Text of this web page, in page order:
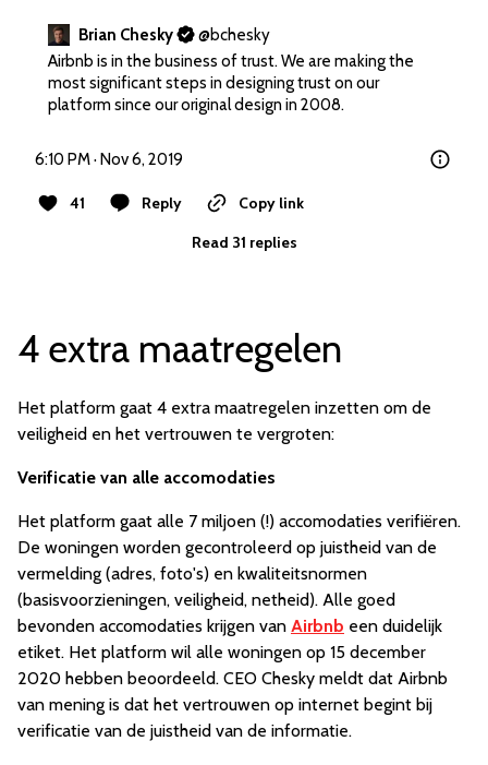
Brian Chesky @bchesky
Airbnb is in the business of trust. We are making the
most significant steps in designing trust on our
platform since our original design in 2008.
6:10 PM · Nov 6, 2019
41 Reply
Copy link
Read 31 replies
4 extra maatregelen
Het platform gaat 4 extra maatregelen inzetten om de
veiligheid en het vertrouwen te vergroten:
Verificatie van alle accomodaties
Het platform gaat alle 7 miljoen (!) accomodaties verifiëren.
De woningen worden gecontroleerd op juistheid van de
vermelding (adres, foto's) en kwaliteitsnormen
(basisvoorzieningen, veiligheid, netheid). Alle goed
bevonden accomodaties krijgen van Airbnb een duidelijk
etiket. Het platform wil alle woningen op 15 december
2020 hebben beoordeeld. CEO Chesky meldt dat Airbnb
van mening is dat het vertrouwen op internet begint bij
verificatie van de juistheid van de informatie.